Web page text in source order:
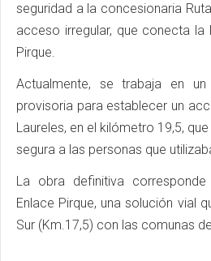
seguridad a la concesionaria
acceso irregular, que conecta
Pirque.
Actualmente, se trabaja en
provisoria para establecer un
Laureles, en el kilómetro 19,5,
segura a las personas que
La obra definitiva
Enlace Pirque, una solución vial
Sur (Km.17,5) con las comunas